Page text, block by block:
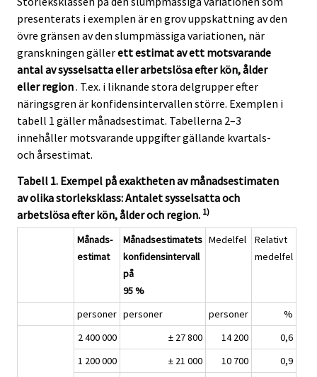
presenterats i exemplen är en grov uppskattning av den
övre gränsen av den slumpmässiga variationen, när
granskningen gällerett estimat av ett motsvarande
antal av sysselsatta eller arbetslösa efter kön, ålder
eller region. T.ex. i liknande stora delgrupper efter
näringsgren är konfidensintervallen större. Exemplen i
tabell 1 gäller månadsestimat. Tabellerna 2–3
innehåller motsvarande uppgifter gällande kvartals-
och årsestimat.
Tabell 1. Exempel på exaktheten av månadsestimaten
av olika storleksklass: Antalet sysselsatta och
arbetslösa efter kön, ålder och region. 1)
Månads-
estimat
Månadsestimatets
konfidensintervall
på
95 %
Medelfel
Relativt
medelfel
personer personer personer %
2 400 000 ± 27 800 14 200
0,6
1 200 000
± 21 000 10 700
0,9